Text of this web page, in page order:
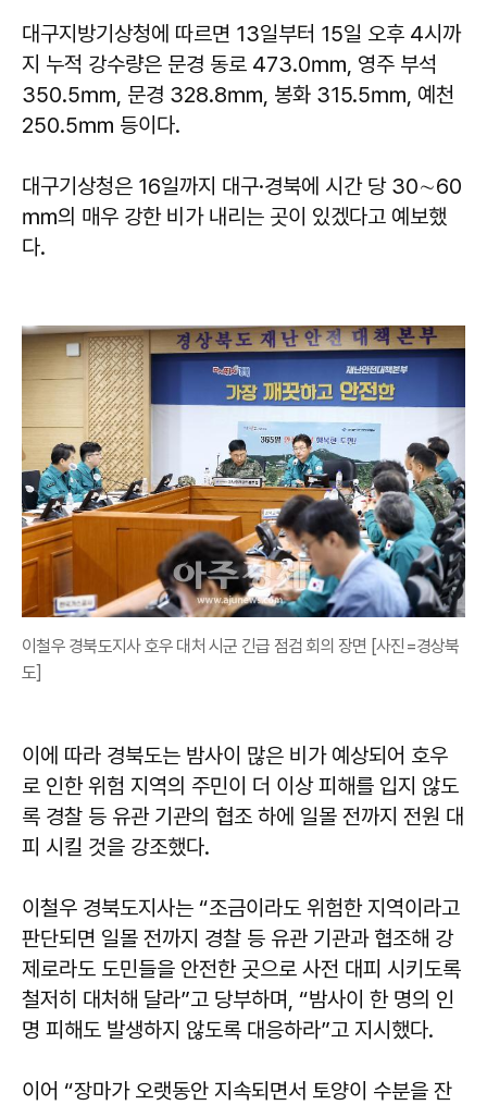
대구지방기상청에 따르면 13일부터 15일 오후 4시까
지 누적 강수량은 문경 동로 473.0㎜, 영주 부석
350.5㎜, 문경 328.8㎜, 봉화 315.5㎜, 예천
250.5㎜ 등이다.
대구기상청은 16일까지 대구·경북에 시간 당 30∼60
㎜의 매우 강한 비가 내리는 곳이 있겠다고 예보했
다.
이철우 경북도지사 호우 대처 시군 긴급 점검 회의 장면 [사진=경상북
도]
이에 따라 경북도는 밤사이 많은 비가 예상되어 호우
로 인한 위험 지역의 주민이 더 이상 피해를 입지 않도
록 경찰 등 유관 기관의 협조 하에 일몰 전까지 전원 대
피 시킬 것을 강조했다.
이철우 경북도지사는 “조금이라도 위험한 지역이라고
판단되면 일몰 전까지 경찰 등 유관 기관과 협조해 강
제로라도 도민들을 안전한 곳으로 사전 대피 시키도록
철저히 대처해 달라”고 당부하며, “밤사이 한 명의 인
명 피해도 발생하지 않도록 대응하라”고 지시했다.
이어 “장마가 오랫동안 지속되면서 토양이 수분을 잔